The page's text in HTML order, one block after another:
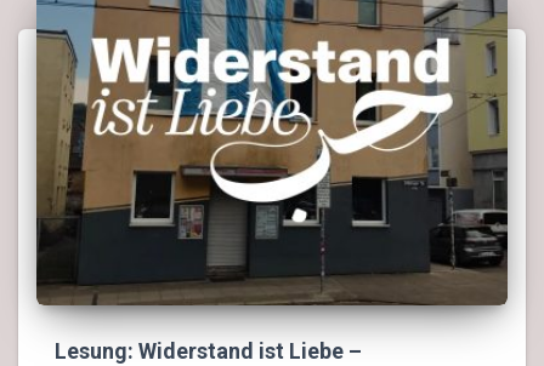
Lesung: Widerstand ist Liebe –